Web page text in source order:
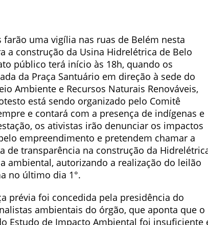
uma vigília nas ruas de Belém nesta
a construção da Usina Hidrelétrica de Belo
público terá início às 18h, quando os
da Praça Santuário em direção à sede do
Ambiente e Recursos Naturais Renováveis,
está sendo organizado pelo Comitê
e contará com a presença de indígenas e
os ativistas irão denunciar os impactos
empreendimento e pretendem chamar a
de transparência na construção da
ambiental, autorizando a realização do leilão
no último dia 1°.
prévia foi concedida pela presidência do
ambientais do órgão, que aponta que o
Estudo de Impacto Ambiental foi insuficiente